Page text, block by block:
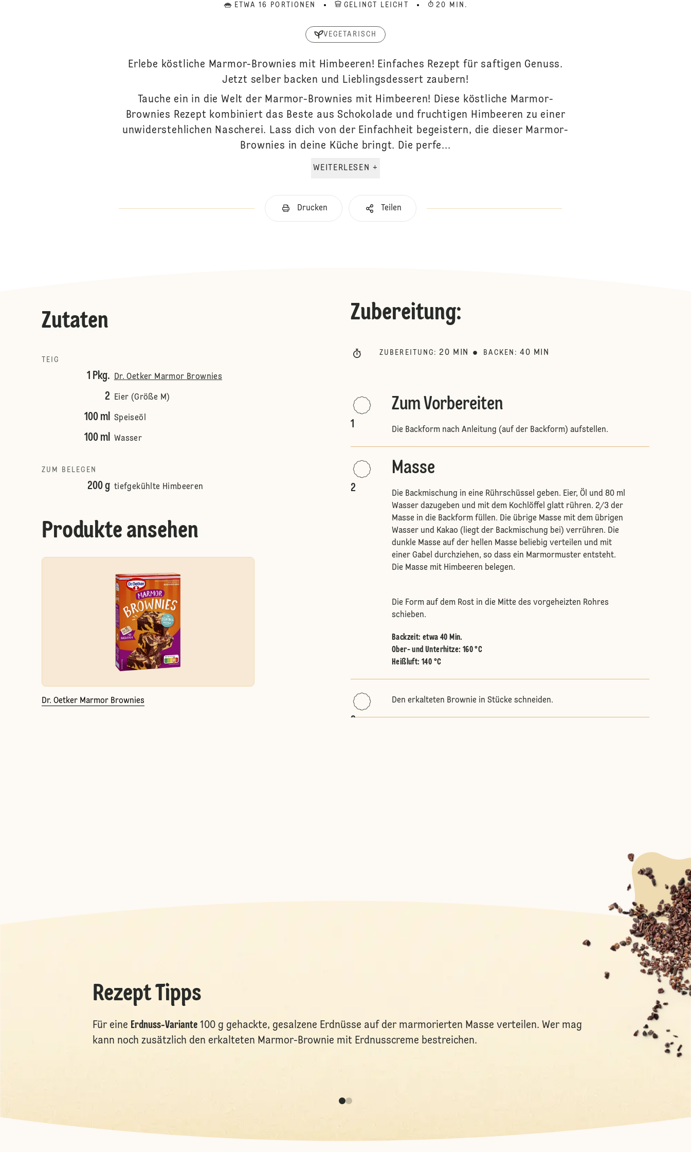
ETWA 16 PORTIONEN GELINGT LEICHT 20 MIN.
VEGETARISCH
Erlebe köstliche Marmor-Brownies mit Himbeeren! Einfaches Rezept für saftigen Genuss.
Jetzt selber backen und Lieblingsdessert zaubern!
Tauche ein in die Welt der Marmor-Brownies mit Himbeeren! Diese köstliche Marmor-
Brownies Rezept kombiniert das Beste aus Schokolade und fruchtigen Himbeeren zu einer
unwiderstehlichen Nascherei. Lass dich von der Einfachheit begeistern, die dieser Marmor-
Brownies in deine Küche bringt. Die perfe...
WEITERLESEN +
Drucken Teilen
Zutaten
TEIG
1 Pkg. Dr. Oetker Marmor Brownies
2 Eier (Größe M)
100 ml Speiseöl
100 ml Wasser
ZUM BELEGEN
200 g tiefgekühlte Himbeeren
Produkte ansehen
Dr. Oetker Marmor Brownies
Zubereitung:
ZUBEREITUNG : 20 MIN BACKEN : 40 MIN
1
Zum Vorbereiten
Die Backform nach Anleitung (auf der Backform) aufstellen.
2
Masse
Die Backmischung in eine Rührschüssel geben. Eier, Öl und 80 ml
Wasser dazugeben und mit dem Kochlöffel glatt rühren. 2/3 der
Masse in die Backform füllen. Die übrige Masse mit dem übrigen
Wasser und Kakao (liegt der Backmischung bei) verrühren. Die
dunkle Masse auf der hellen Masse beliebig verteilen und mit
einer Gabel durchziehen, so dass ein Marmormuster entsteht.
Die Masse mit Himbeeren belegen.
Die Form auf dem Rost in die Mitte des vorgeheizten Rohres
schieben.
Backzeit: etwa 40 Min.
Ober- und Unterhitze: 160 °C
Heißluft: 140 °C
3
Den erkalteten Brownie in Stücke schneiden.
Rezept Tipps
Für eine Erdnuss-Variante 100 g gehackte, gesalzene Erdnüsse auf der marmorierten Masse verteilen. Wer mag
kann noch zusätzlich den erkalteten Marmor-Brownie mit Erdnusscreme bestreichen.